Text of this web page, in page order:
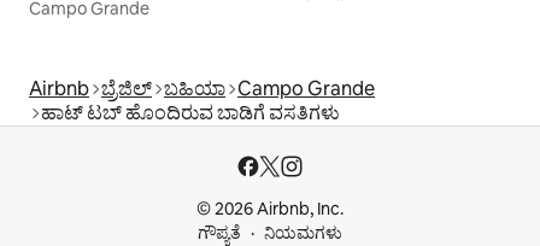
Campo Grande
Airbnb ಬ್ರೆಜಿಲ್ ಬಹಿಯಾ Campo Grande
ಹಾಟ್ ಟಬ್ ಹೊಂದಿರುವ ಬಾಡಿಗೆ ವಸತಿಗಳು
© 2026 Airbnb, Inc.
ಗೌಪ್ಯತೆ
ನಿಯಮಗಳು